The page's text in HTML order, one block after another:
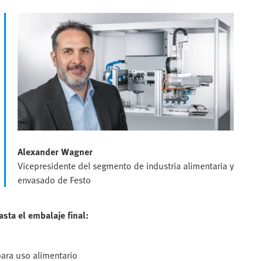
Alexander Wagner
Vicepresidente del segmento de industria alimentaria y
envasado de Festo
el embalaje final:
uso alimentario